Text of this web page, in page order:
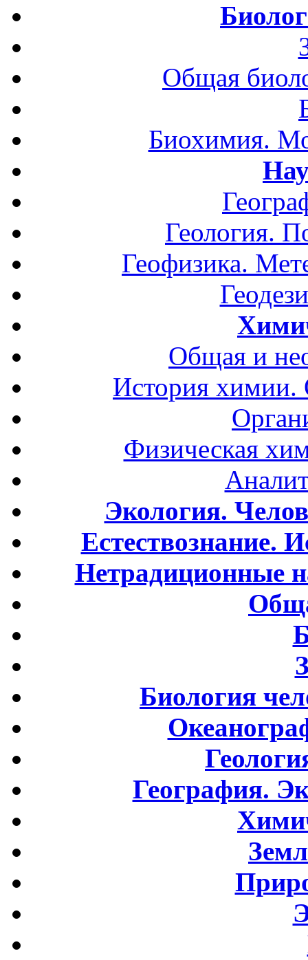
Общая
Биохимия.
Геология.
Геофизика.
Общая и
История
Физическая
Экология.
Естествознание.
Нетрадиционные
Биология
География.